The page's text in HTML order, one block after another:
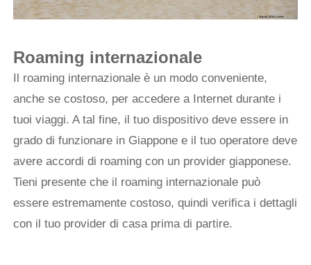
Roaming internazionale
Il roaming internazionale è un modo conveniente,
anche se costoso, per accedere a Internet durante i
tuoi viaggi. A tal fine, il tuo dispositivo deve essere in
grado di funzionare in Giappone e il tuo operatore deve
avere accordi di roaming con un provider giapponese.
Tieni presente che il roaming internazionale può
essere estremamente costoso, quindi verifica i dettagli
con il tuo provider di casa prima di partire.